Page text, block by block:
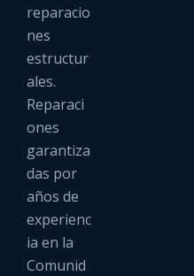
reparacio
nes
estructur
ales.
Reparaci
ones
garantiza
das por
años de
experienc
ia en la
Comunid